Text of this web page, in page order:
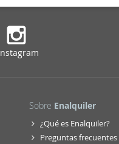
Sobre Enalquiler
¿Qué es Enalquiler?
Preguntas frecuentes